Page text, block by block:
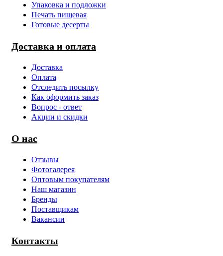
Упаковка и подложки
Печать пищевая
Готовые десерты
Доставка и оплата
Доставка
Оплата
Отследить посылку
Как оформить заказ
Вопрос - ответ
Акции и скидки
О нас
Отзывы
Фотогалерея
Оптовым покупателям
Наш магазин
Бренды
Поставщикам
Вакансии
Контакты